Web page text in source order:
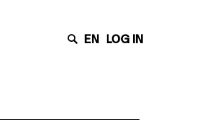
EN LOG IN